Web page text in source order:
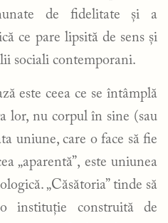
de fidelitate și a
ce pare lipsită de sens și
sociali contemporani.
este ceea ce se întâmplă
lor, nu corpul în sine (sau
uniune, care o face să fie
„aparentă”, este uniunea
„Căsătoria” tinde să
instituție construită de